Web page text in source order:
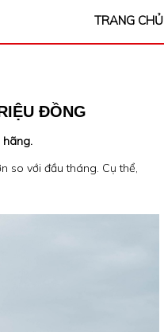
TRANG CHỦ
ĐỒNG
hãng.
so với đầu tháng. Cụ thể,